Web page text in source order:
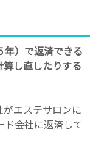
年）で返済できる
し直したりする
エステサロンに
会社に返済して